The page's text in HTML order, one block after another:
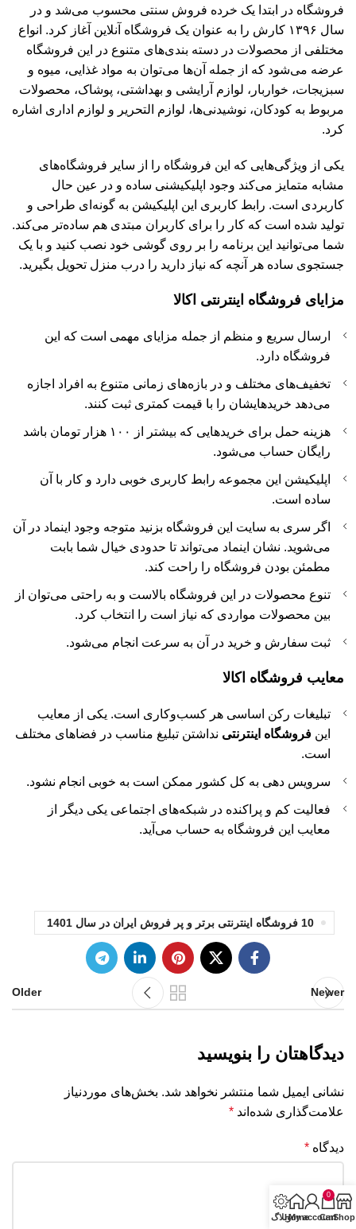
فروشگاه در ابتدا یک خرده فروش سنتی محسوب می‌شد و در
سال ۱۳۹۶ کارش را به عنوان یک فروشگاه آنلاین آغاز کرد. انواع
مختلفی از محصولات در دسته بندی‌های متنوع در این فروشگاه
عرضه می‌شود که از جمله آن‌ها می‌توان به مواد غذایی، میوه و
سبزیجات، خواربار، لوازم آرایشی و بهداشتی، پوشاک، محصولات
مربوط به کودکان، نوشیدنی‌ها، لوازم التحریر و لوازم اداری اشاره
کرد.
یکی از ویژگی‌هایی که این فروشگاه را از سایر فروشگاه‌های
مشابه متمایز می‌کند وجود اپلیکیشنی ساده و در عین حال
کاربردی است. رابط کاربری این اپلیکیشن به گونه‌ای طراحی و
تولید شده است که کار را برای کاربران مبتدی هم ساده‌تر می‌کند.
شما می‌توانید این برنامه را بر روی گوشی خود نصب کنید و با یک
جستجوی ساده هر آنچه که نیاز دارید را درب منزل تحویل بگیرید.
مزایای فروشگاه اینترنتی اکالا
ارسال سریع و منظم از جمله مزایای مهمی است که این
فروشگاه دارد.
تخفیف‌های مختلف و در بازه‌های زمانی متنوع به افراد اجازه
می‌دهد خریدهایشان را با قیمت کمتری ثبت کنند.
هزینه حمل برای خریدهایی که بیشتر از ۱۰۰ هزار تومان باشد
رایگان حساب می‌شود.
اپلیکیشن این مجموعه رابط کاربری خوبی دارد و کار با آن
ساده است.
اگر سری به سایت این فروشگاه بزنید متوجه وجود اینماد در آن
می‌شوید. نشان اینماد می‌تواند تا حدودی خیال شما بابت
مطمئن بودن فروشگاه را راحت کند.
تنوع محصولات در این فروشگاه بالاست و به راحتی می‌توان از
بین محصولات مواردی که نیاز است را انتخاب کرد.
ثبت سفارش و خرید در آن به سرعت انجام می‌شود.
معایب فروشگاه اکالا
تبلیغات رکن اساسی هر کسب‌وکاری است. یکی از معایب
این فروشگاه اینترنتی نداشتن تبلیغ مناسب در فضاهای مختلف
است.
سرویس دهی به کل کشور ممکن است به خوبی انجام نشود.
فعالیت کم و پراکنده در شبکه‌های اجتماعی یکی دیگر از
معایب این فروشگاه به حساب می‌آید.
10 فروشگاه اینترنتی برتر و پر فروش ایران در سال 1401
Newer
Older
دیدگاهتان را بنویسید
نشانی ایمیل شما منتشر نخواهد شد. بخش‌های موردنیاز
علامت‌گذاری شده‌اند *
دیدگاه *
Shop
0
Cart
My account
Homeوبلاگ